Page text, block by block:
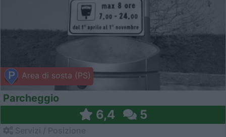
Area di sosta (PS)
Parcheggio
6,4 5